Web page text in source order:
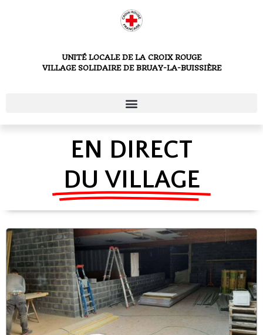
UNITÉ LOCALE DE LA CROIX ROUGE
VILLAGE SOLIDAIRE DE BRUAY-LA-BUISSIÈRE
EN DIRECT
DU VILLAGE